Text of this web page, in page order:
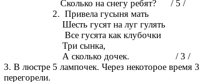
Сколько на снегу ребят? / 5 /
2. Привела гусыня мать
Шесть гусят на луг гулять
Все гусята как клубочки
Три сынка,
А сколько дочек. / 3 /
3. В люстре 5 лампочек. Через некоторое время 3
перегорели.